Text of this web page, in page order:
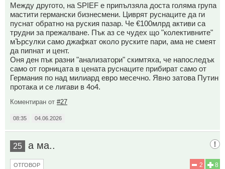
Между другото, на SPIEF е припълзяла доста голяма група
мастити германски бизнесмени. Циврят руснаците да ги
пуснат обратно на руския пазар. Че €100млрд активи са
трудни за прежалване. Пък аз се чудех що "колективните"
мЪрсулки само джафкат около руските пари, ама не смеят
да пипнат и цент.
Оня ден пък разни "анализатори" скимтяха, че напоследък
само от горницата в цената руснаците прибират само от
Германия по над милиард евро месечно. Явно затова Путин
протака и се лигави в 4о4.
Коментиран от #27
08:35 04.06.2026
25 а ма..
8
2
ОТГОВОР